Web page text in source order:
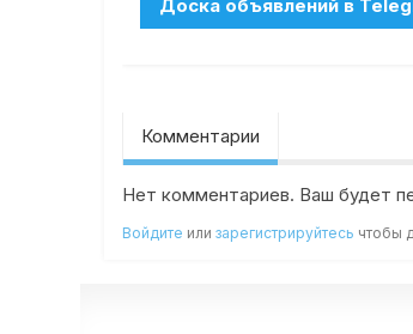
Комментарии
Нет комментариев. Ваш будет
Войдите илизарегистрируйтесь чтобы